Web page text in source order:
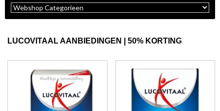
LUCOVITAAL AANBIEDINGEN | 50% KORTING